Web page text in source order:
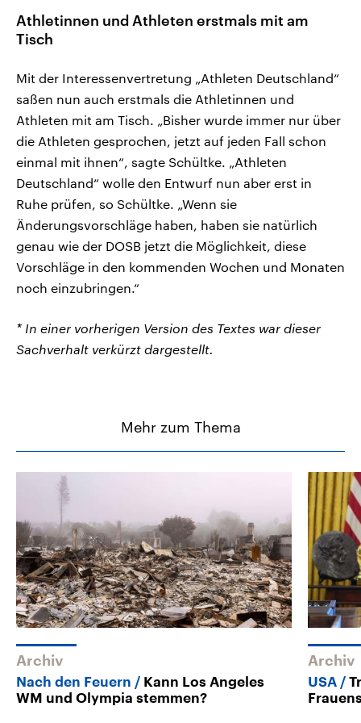
Athletinnen und Athleten erstmals mit am
Tisch
Mit der Interessenvertretung „Athleten Deutschland“
saßen nun auch erstmals die Athletinnen und
Athleten mit am Tisch. „Bisher wurde immer nur über
die Athleten gesprochen, jetzt auf jeden Fall schon
einmal mit ihnen“, sagte Schültke. „Athleten
Deutschland“ wolle den Entwurf nun aber erst in
Ruhe prüfen, so Schültke. „Wenn sie
Änderungsvorschläge haben, haben sie natürlich
genau wie der DOSB jetzt die Möglichkeit, diese
Vorschläge in den kommenden Wochen und Monaten
noch einzubringen.“
* In einer vorherigen Version des Textes war dieser
Sachverhalt verkürzt dargestellt.
Mehr zum Thema
Archiv
Nach den Feuern
Kann Los Angeles
WM und Olympia stemmen?
Archiv
USA